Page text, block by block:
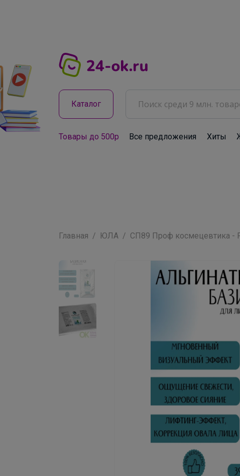
Каталог
Товары до 500р Все предложения Хиты
Главная ЮЛА СП89 Проф космецевтика -